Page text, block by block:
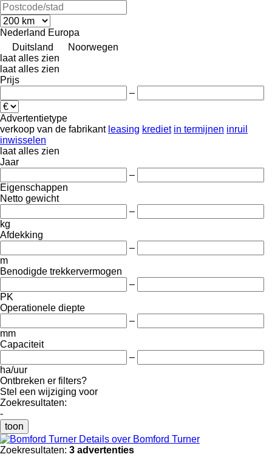
Nederland Europa
Duitsland
Noorwegen
laat alles zien
laat alles zien
Prijs
–
Advertentietype
verkoop van de fabrikant leasing krediet in termijnen inruil
inwisselen
laat alles zien
Jaar
–
Eigenschappen
Netto gewicht
–
kg
Afdekking
–
m
Benodigde trekkervermogen
–
PK
Operationele diepte
–
mm
Capaciteit
–
ha/uur
Ontbreken er filters?
Stel een wijziging voor
Zoekresultaten:
-
toon
Details over Bomford Turner
Zoekresultaten: 3 advertenties